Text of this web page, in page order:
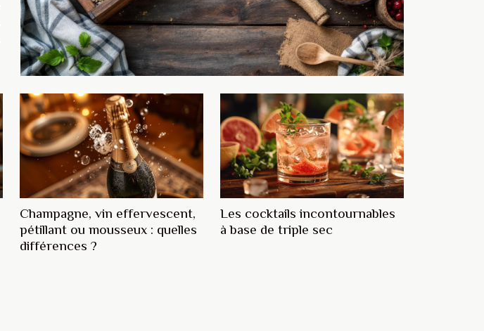
Champagne, vin effervescent,
pétillant ou mousseux : quelles
différences ?
Les cocktails incontournables
à base de triple sec